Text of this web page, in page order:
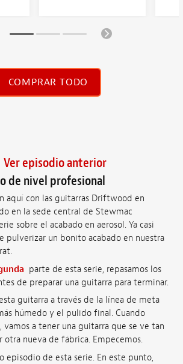
COMPRAR TODO
Ver episodio anterior
de nivel profesional
aquí con las guitarras Driftwood en
en la sede central de Stewmac
sobre el acabado en aerosol. Ya casi
pulverizar un bonito acabado en nuestra
parte de esta serie, repasamos los
de preparar una guitarra para terminar.
guitarra a través de la línea de meta
húmedo y el pulido final. Cuando
vamos a tener una guitarra que se ve tan
otra nueva de fábrica. Empecemos.
episodio de esta serie. En este punto,